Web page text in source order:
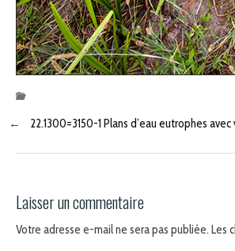
← 22.1300=3150-1 Plans d’eau eutrophes
Laisser un commentaire
Votre adresse e-mail ne sera pas publiée. Les